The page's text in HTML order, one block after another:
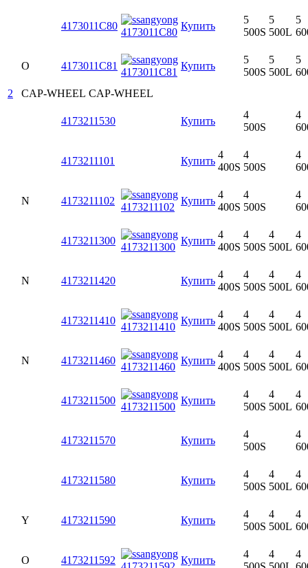
4173011C80 Купить
5
500S
5
500L
5
O 4173011C81 Купить
5
500S
5
500L
5
2
CAP-WHEEL CAP-WHEEL
4173211530 Купить
4
500S
4
4173211101 Купить
4
400S
4
500S
4
N 4173211102 Купить
4
400S
4
500S
4
4173211300 Купить
4
400S
4
500S
4
500L
4
N 4173211420 Купить
4
400S
4
500S
4
500L
4
4173211410 Купить
4
400S
4
500S
4
500L
4
N 4173211460 Купить
4
400S
4
500S
4
500L
4
4173211500 Купить
4
500S
4
500L
4
4173211570 Купить
4
500S
4
4173211580 Купить
4
500S
4
500L
4
Y 4173211590 Купить
4
500S
4
500L
4
O 4173211592 Купить
4
4
4